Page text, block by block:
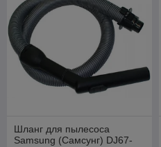
Шланг для пылесоса
Samsung (Самсунг) DJ67-